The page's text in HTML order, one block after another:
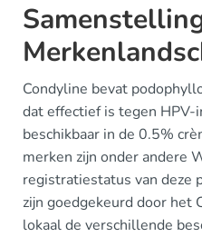
Condyline bevat
dat effectief is tegen
beschikbaar in de 0.5%
merken zijn onder andere
registratiestatus van deze
zijn goedgekeurd door het
lokaal de verschillende